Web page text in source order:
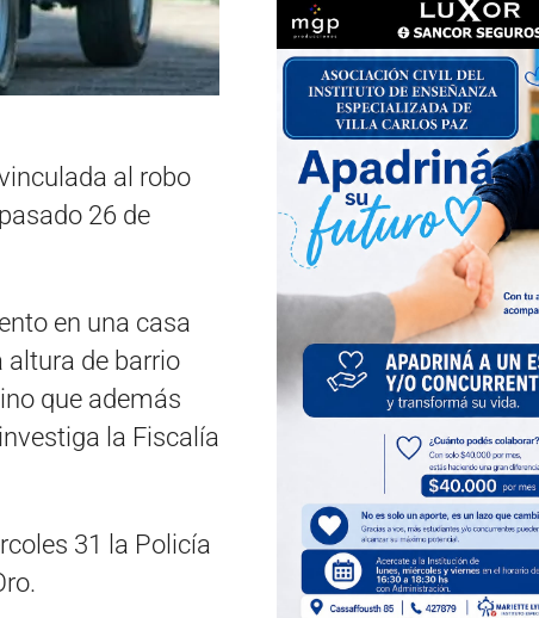
al robo
26 de
en una casa
altura de barrio
que además
la Fiscalía
31 la Policía